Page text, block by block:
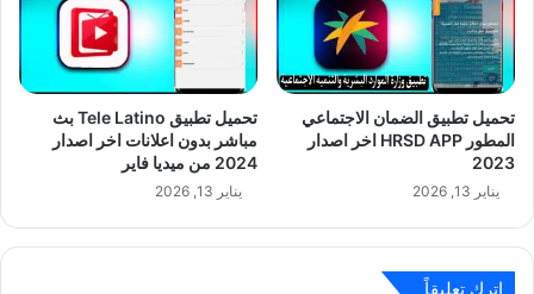
تحميل تطبيق الضمان الاجتماعي
المطور HRSD APP اخر اصدار
2023
يناير 13, 2026
تحميل تطبيق Tele Latino بث
مباشر بدون اعلانات اخر اصدار
2024 من ميديا فاير
يناير 13, 2026
اترك تعليقاً